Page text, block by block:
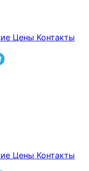
Цены Контакты
Цены Контакты